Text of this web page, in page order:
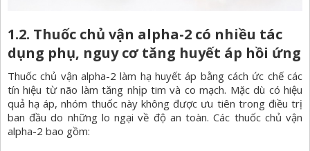
1.2. Thuốc chủ vận alpha-2 có nhiều tác
dụng phụ, nguy cơ tăng huyết áp hồi ứng
Thuốc chủ vận alpha-2 làm hạ huyết áp bằng cách ức chế các
tín hiệu từ não làm tăng nhịp tim và co mạch. Mặc dù có hiệu
quả hạ áp, nhóm thuốc này không được ưu tiên trong điều trị
ban đầu do những lo ngại về độ an toàn. Các thuốc chủ vận
alpha-2 bao gồm: